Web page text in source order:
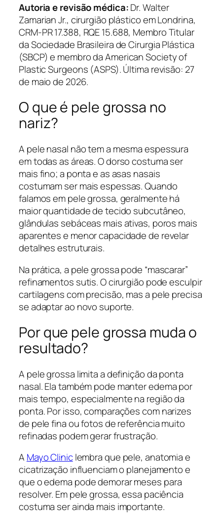
Autoria e revisão médica:Dr. Walter
Zamarian Jr., cirurgião plástico em Londrina,
CRM-PR 17.388, RQE 15.688, Membro Titular
da Sociedade Brasileira de Cirurgia Plástica
(SBCP) e membro da American Society of
Plastic Surgeons (ASPS). Última revisão: 27
de maio de 2026.
O que é pele grossa no
nariz?
A pele nasal não tem a mesma espessura
em todas as áreas. O dorso costuma ser
mais fino; a ponta e as asas nasais
costumam ser mais espessas. Quando
falamos em pele grossa, geralmente há
maior quantidade de tecido subcutâneo,
glândulas sebáceas mais ativas, poros mais
aparentes e menor capacidade de revelar
detalhes estruturais.
Na prática, a pele grossa pode “mascarar”
refinamentos sutis. O cirurgião pode esculpir
cartilagens com precisão, mas a pele precisa
se adaptar ao novo suporte.
Por que pele grossa muda o
resultado?
A pele grossa limita a definição da ponta
nasal. Ela também pode manter edema por
mais tempo, especialmente na região da
ponta. Por isso, comparações com narizes
de pele fina ou fotos de referência muito
refinadas podem gerar frustração.
A Mayo Cliniclembra que pele, anatomia e
cicatrização influenciam o planejamento e
que o edema pode demorar meses para
resolver. Em pele grossa, essa paciência
costuma ser ainda mais importante.